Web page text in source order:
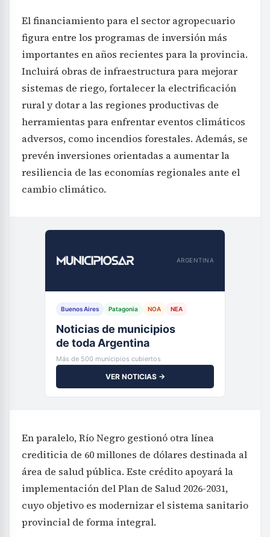
El financiamiento para el sector agropecuario
figura entre los programas de inversión más
importantes en años recientes para la provincia.
Incluirá obras de infraestructura para mejorar
sistemas de riego, fortalecer la electrificación
rural y dotar a las regiones productivas de
herramientas para enfrentar eventos climáticos
adversos, como incendios forestales. Además, se
prevén inversiones orientadas a aumentar la
resiliencia de las economías regionales ante el
cambio climático.
ARGENTINA
Buenos Aires Patagonia NOA NEA
Noticias de municipios
de toda Argentina
Más de 500 municipios cubiertos
VER NOTICIAS →
En paralelo, Río Negro gestionó otra línea
crediticia de 60 millones de dólares destinada al
área de salud pública. Este crédito apoyará la
implementación del Plan de Salud 2026-2031,
cuyo objetivo es modernizar el sistema sanitario
provincial de forma integral.